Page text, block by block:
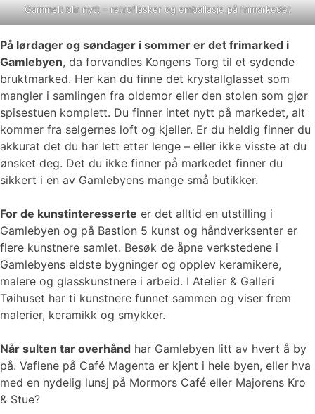
Gammelt blir nytt – retroflasker og emballasje på frimarkedet
På lørdager og søndager i sommer er det frimarked i
Gamlebyen, da forvandles Kongens Torg til et sydende
bruktmarked. Her kan du finne det krystallglasset som
mangler i samlingen fra oldemor eller den stolen som gjør
spisestuen komplett. Du finner intet nytt på markedet, alt
kommer fra selgernes loft og kjeller. Er du heldig finner du
akkurat det du har lett etter lenge – eller ikke visste at du
ønsket deg. Det du ikke finner på markedet finner du
sikkert i en av Gamlebyens mange små butikker.
For de kunstinteresserte er det alltid en utstilling i
Gamlebyen og på Bastion 5 kunst og håndverksenter er
flere kunstnere samlet. Besøk de åpne verkstedene i
Gamlebyens eldste bygninger og opplev keramikere,
malere og glasskunstnere i arbeid. I Atelier & Galleri
Tøihuset har ti kunstnere funnet sammen og viser frem
malerier, keramikk og smykker.
Når sulten tar overhånd har Gamlebyen litt av hvert å by
på. Vaflene på Café Magenta er kjent i hele byen, eller hva
med en nydelig lunsj på Mormors Café eller Majorens Kro
& Stue?